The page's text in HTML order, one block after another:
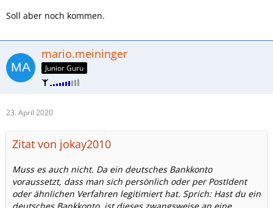
Soll aber noch kommen.
mario.meininger
Junior Guru
23. April 2020
Zitat von jokay2010
Muss es auch nicht. Da ein deutsches Bankkonto
voraussetzt, dass man sich persönlich oder per PostIdent
oder ähnlichen Verfahren legitimiert hat. Sprich: Hast du ein